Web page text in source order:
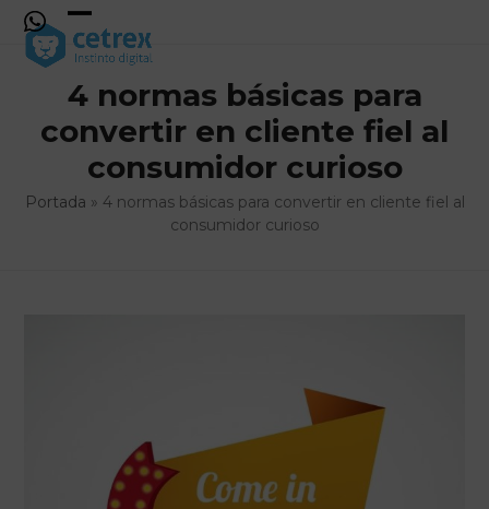
Skip
content
Open
mobile
menu
Close
mobile
menu
4 normas básicas para
convertir en cliente fiel al
consumidor curioso
Portada » 4 normas básicas para convertir en cliente fiel al
consumidor curioso